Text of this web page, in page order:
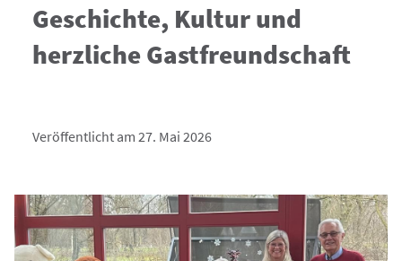
Geschichte, Kultur und
herzliche Gastfreundschaft
Veröffentlicht am 27. Mai 2026